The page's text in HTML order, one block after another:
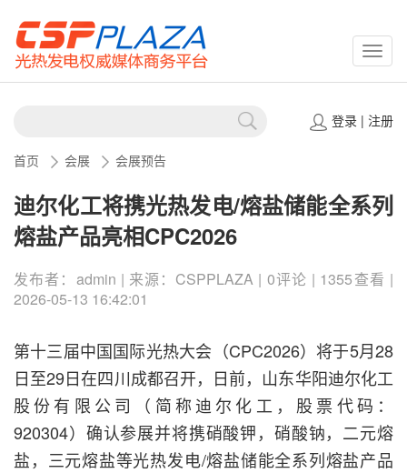
登录| 注册
首页 会展 会展预告
迪尔化工将携光热发电/熔盐储能全系列
熔盐产品亮相CPC2026
发布者：admin | 来源：CSPPLAZA | 0评论 | 1355查看 |
2026-05-13 16:42:01
第十三届中国国际光热大会（CPC2026）将于5月28
日至29日在四川成都召开，日前，山东华阳迪尔化工
股份有限公司（简称迪尔化工，股票代码：
920304）确认参展并将携硝酸钾，硝酸钠，二元熔
盐，三元熔盐等光热发电/熔盐储能全系列熔盐产品